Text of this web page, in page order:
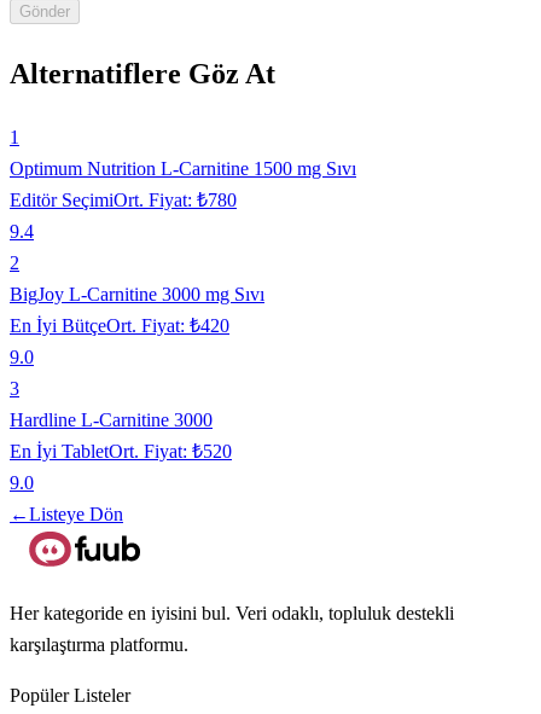
Gönder
Alternatiflere Göz At
1
Optimum Nutrition L-Carnitine 1500 mg Sıvı
Editör SeçimiOrt. Fiyat: ₺780
9.4
2
BigJoy L-Carnitine 3000 mg Sıvı
En İyi BütçeOrt. Fiyat: ₺420
9.0
3
Hardline L-Carnitine 3000
En İyi TabletOrt. Fiyat: ₺520
9.0
←Listeye Dön
Her kategoride en iyisini bul. Veri odaklı, topluluk destekli
karşılaştırma platformu.
Popüler Listeler